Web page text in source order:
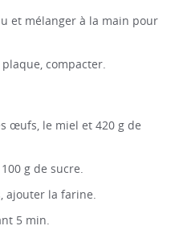
et mélanger à la main pour
compacter.
œufs, le miel et 420 g de
g de sucre.
ajouter la farine.
5 min.